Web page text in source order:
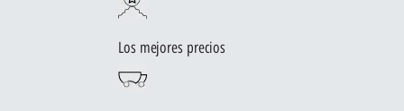
Los mejores precios